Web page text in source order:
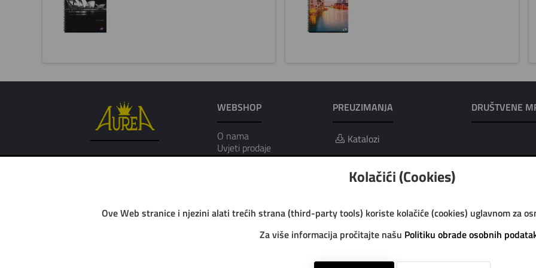
WEBSHOP
O nama
Uvjeti prodaje
Osobni podatci i obrada
PREUZIMANJA
Katalozi
DRUŠTVENE
Kolačići (Cookies)
Ove Web stranice i njezini alati trećih strana (third-party tools) koriste kolačiće (cookies) uglavnom za
Za više informacija pročitajte našu Politiku obrade osobnih